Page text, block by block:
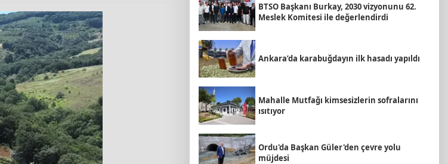
BTSO Başkanı Burkay, 2030 vizyonunu 62.
Meslek Komitesi ile değerlendirdi
Ankara’da karabuğdayın ilk hasadı yapıldı
Mahalle Mutfağı kimsesizlerin sofralarını
ısıtıyor
Ordu'da Başkan Güler'den çevre yolu
müjdesi